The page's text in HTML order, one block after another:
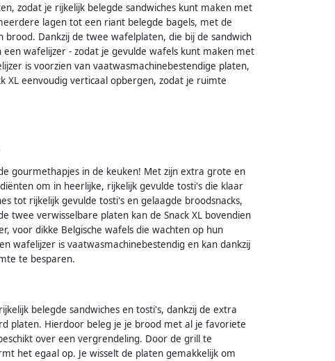
zodat je rijkelijk belegde sandwiches kunt maken met
lagen tot een riant belegde bagels, met de
Dankzij de twee wafelplaten, die bij de sandwich
wafelijzer - zodat je gevulde wafels kunt maken met
is voorzien van vaatwasmachinebestendige platen,
XL eenvoudig verticaal opbergen, zodat je ruimte
gourmethapjes in de keuken! Met zijn extra grote en
om in heerlijke, rijkelijk gevulde tosti's die klaar
tot rijkelijk gevulde tosti's en gelaagde broodsnacks,
twee verwisselbare platen kan de Snack XL bovendien
voor dikke Belgische wafels die wachten op hun
wafelijzer is vaatwasmachinebestendig en kan dankzij
te besparen.
belegde sandwiches en tosti's, dankzij de extra
platen. Hierdoor beleg je je brood met al je favoriete
over een vergrendeling. Door de grill te
het egaal op. Je wisselt de platen gemakkelijk om